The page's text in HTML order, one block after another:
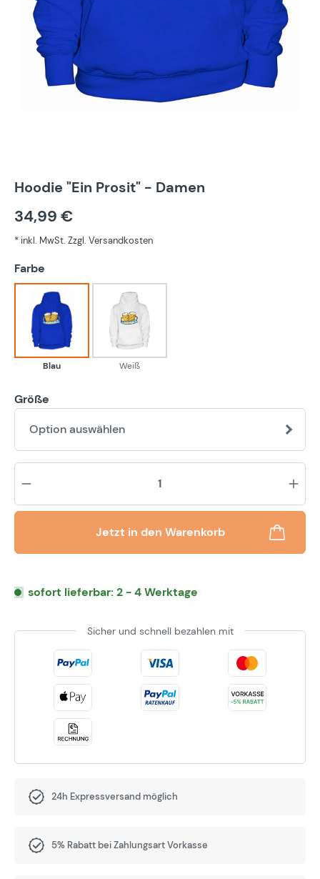
Hoodie "Ein Prosit" - Damen
34,99 €
* inkl. MwSt. Zzgl. Versandkosten
Farbe
Blau
Blau
Weiß
Weiß
Größe
Option auswählen
Jetzt in den Warenkorb
sofort lieferbar: 2 - 4 Werktage
Sicher und schnell bezahlen mit
24h Expressversand möglich
5% Rabatt bei Zahlungsart Vorkasse